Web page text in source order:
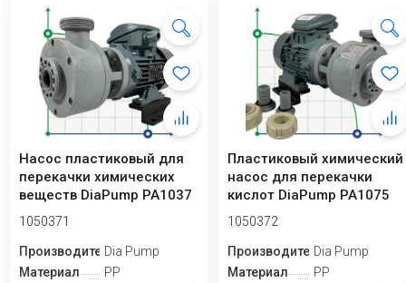
Насос пластиковый для
перекачки химических
веществ DiaPump PA1037
PP, 0,37 кВ...
1050371
ПроизводительDia Pump
Материал
PP
Пластиковый химический
насос для перекачки
кислот DiaPump PA1075
PP, 0,75 кВт...
1050372
ПроизводительDia Pump
Материал
PP